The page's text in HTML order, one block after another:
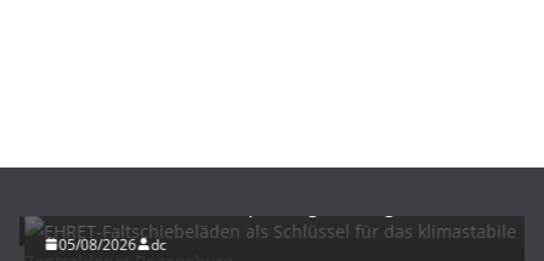
05/08/2026 dc